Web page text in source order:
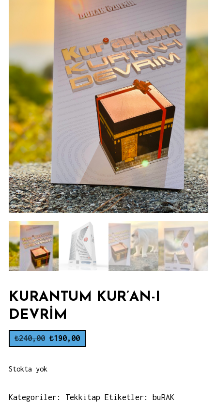
KURANTUM KUR’AN-I
DEVRIM
₺240,00 Orijinal
₺190,00Şu
Stokta yok
Kategoriler: Tekkitap Etiketler:
buRAK